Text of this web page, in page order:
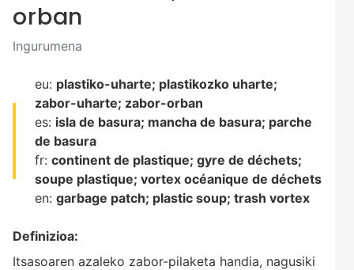
orban
Ingurumena
eu: plastiko-uharte; plastikozko uharte;
zabor-uharte; zabor-orban
es: isla de basura; mancha de basura; parche
de basura
fr:continent de plastique;gyre de déchets;
soupe plastique;vortex océanique de déchets
en:garbage patch; plastic soup;trash vortex
Definizioa:
Itsasoaren azaleko zabor-pilaketa handia, nagusiki